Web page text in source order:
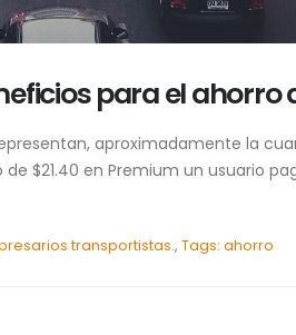
para el ahorro
aproximadamente la
$21.40 en Premium un usuario
transportistas.,Tags: ahorro